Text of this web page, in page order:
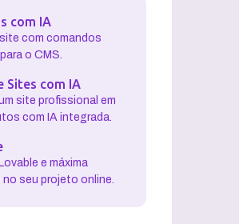
com IA
com comandos
o CMS.
Sites com IA
site profissional em
com IA integrada.
e máxima
seu projeto online.